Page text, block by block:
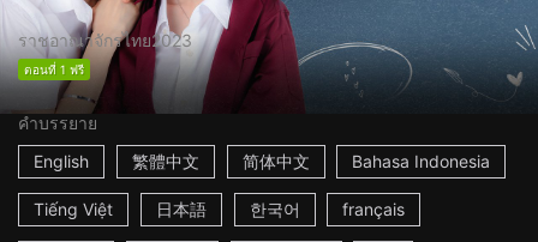
ราชอาณาจักรไทย2023
ตอนที่ 1 ฟรี
คำบรรยาย
English
繁體中文 简体中文 Bahasa Indonesia
Tiếng Việt 日本語 한국어 français